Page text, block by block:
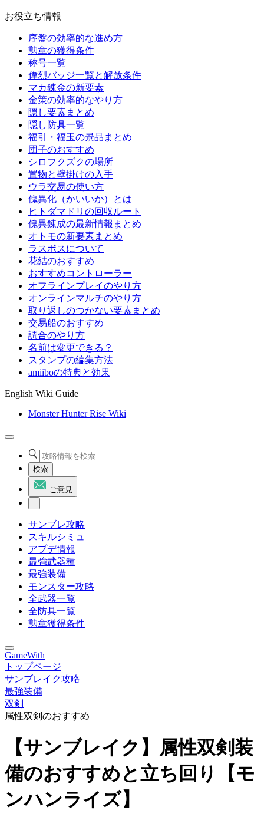
お役立ち情報
序盤の効率的な進め方
勲章の獲得条件
称号一覧
偉烈バッジ一覧と解放条件
マカ錬金の新要素
金策の効率的なやり方
隠し要素まとめ
隠し防具一覧
福引・福玉の景品まとめ
団子のおすすめ
シロフクズクの場所
置物と壁掛けの入手
ウラ交易の使い方
傀異化（かいいか）とは
ヒトダマドリの回収ルート
傀異錬成の最新情報まとめ
オトモの新要素まとめ
ラスボスについて
花結のおすすめ
おすすめコントローラー
オフラインプレイのやり方
オンラインマルチのやり方
取り返しのつかない要素まとめ
交易船のおすすめ
調合のやり方
名前は変更できる？
スタンプの編集方法
amiiboの特典と効果
English Wiki Guide
Monster Hunter Rise Wiki
検索
ご意見
サンブレ攻略
スキルシミュ
アプデ情報
最強武器種
最強装備
モンスター攻略
全武器一覧
全防具一覧
勲章獲得条件
GameWith
トップページ
サンブレイク攻略
最強装備
双剣
属性双剣のおすすめ
【サンブレイク】属性双剣装
備のおすすめと立ち回り【モ
ンハンライズ】